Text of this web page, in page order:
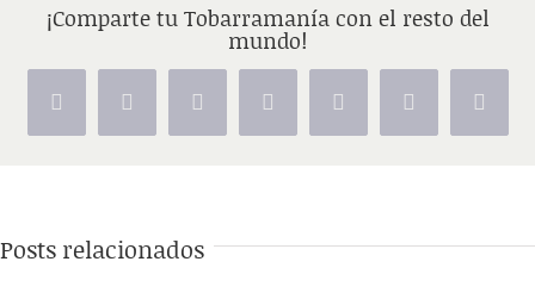
¡Comparte tu Tobarramanía con el resto del
mundo!
Facebook
X Reddit LinkedInTumblr PinterestVk
Posts relacionados